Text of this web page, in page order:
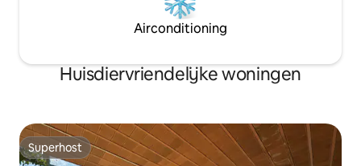
Airconditioning
Huisdiervriendelijke woningen
Superhost
Superhost